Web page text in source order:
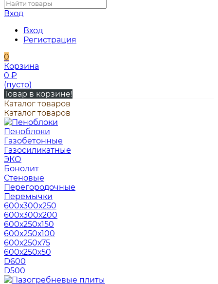
Вход
Вход
Регистрация
0
Корзина
0 ₽
(пусто)
Товар в корзине!
Каталог товаров
Каталог товаров
Пеноблоки
Газобетонные
Газосиликатные
ЭКО
Бонолит
Стеновые
Перегородочные
Перемычки
600х300х250
600х300х200
600х250х150
600х250х100
600х250х75
600х250х50
D600
D500